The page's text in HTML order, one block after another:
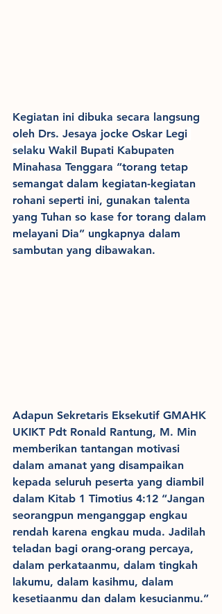
Kegiatan ini dibuka secara langsung
oleh Drs. Jesaya jocke Oskar Legi
selaku Wakil Bupati Kabupaten
Minahasa Tenggara “torang tetap
semangat dalam kegiatan-kegiatan
rohani seperti ini, gunakan talenta
yang Tuhan so kase for torang dalam
melayani Dia” ungkapnya dalam
sambutan yang dibawakan.
Adapun Sekretaris Eksekutif GMAHK
UKIKT Pdt Ronald Rantung, M. Min
memberikan tantangan motivasi
dalam amanat yang disampaikan
kepada seluruh peserta yang diambil
dalam Kitab 1 Timotius 4:12 “Jangan
seorangpun menganggap engkau
rendah karena engkau muda. Jadilah
teladan bagi orang-orang percaya,
dalam perkataanmu, dalam tingkah
lakumu, dalam kasihmu, dalam
kesetiaanmu dan dalam kesucianmu.”